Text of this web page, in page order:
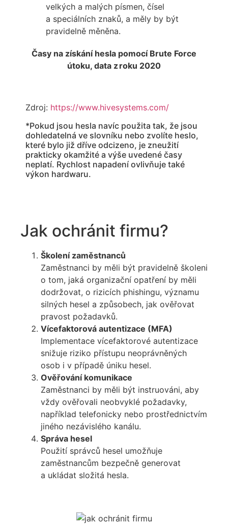
velkých a malých písmen, čísel
a speciálních znaků, a měly by být
pravidelně měněna.
Časy na získání hesla pomocí Brute Force
útoku, data z roku 2020
Zdroj: https://www.hivesystems.com/
*Pokud jsou hesla navíc použita tak, že jsou
dohledatelná ve slovníku nebo zvolíte heslo,
které bylo již dříve odcizeno, je zneužití
prakticky okamžité a výše uvedené časy
neplatí. Rychlost napadení ovlivňuje také
výkon hardwaru.
Jak ochránit firmu?
Školení zaměstnanců
Zaměstnanci by měli být pravidelně školeni
o tom, jaká organizační opatření by měli
dodržovat, o rizicích phishingu, významu
silných hesel a způsobech, jak ověřovat
pravost požadavků.
Vícefaktorová autentizace (MFA)
Implementace vícefaktorové autentizace
snižuje riziko přístupu neoprávněných
osob i v případě úniku hesel.
Ověřování komunikace
Zaměstnanci by měli být instruováni, aby
vždy ověřovali neobvyklé požadavky,
například telefonicky nebo prostřednictvím
jiného nezávislého kanálu.
Správa hesel
Použití správců hesel umožňuje
zaměstnancům bezpečně generovat
a ukládat složitá hesla.